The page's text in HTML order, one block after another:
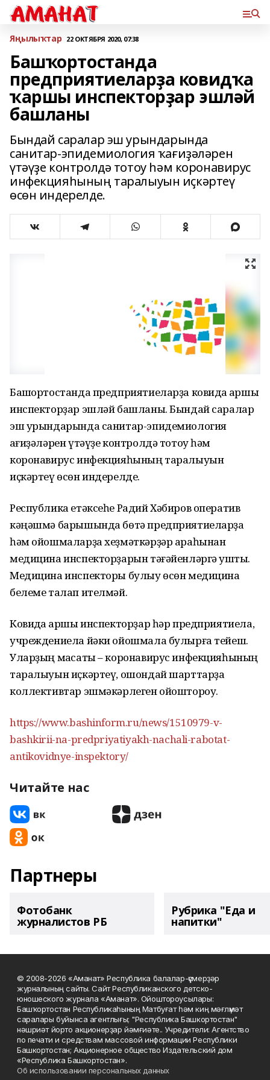
Яңылыҡтар 22 ОКТЯБРЯ 2020, 07:38
Башҡортостанда
предприятиеларҙа ковидҡа
ҡаршы инспекторҙар эшләй
башланы
Бындай саралар эш урындарында
санитар-эпидемиология ҡағиҙәләрен
үтәүҙе контролдә тотоу һәм коронавирус
инфекцияһының таралыуын иҫкәртеү
өсөн индерелде.
Башҡортостанда предприятиеларҙа ковидҡа ҡаршы
инспекторҙар эшләй башланы. Бындай саралар
эш урындарында санитар-эпидемиология
ҡағиҙәләрен үтәүҙе контролдә тотоу һәм
коронавирус инфекцияһының таралыуын
иҫкәртеү өсөн индерелде.
Республика етәксеһе Радий Хәбиров оператив
кәңәшмә барышында бөтә предприятиеларҙа
һәм ойошмаларҙа хеҙмәткәрҙәр араһынан
медицина инспекторҙарын тәғәйенләргә ҡушты.
Медицина инспекторы булыу өсөн медицина
белеме талап ителмәй.
Ковидҡа ҡаршы инспекторҙар һәр предприятиела,
учреждениела йәки ойошмала булырға тейеш.
Уларҙың маҡсаты – коронавирус инфекцияһының
таралыуын иҫкәртеү, ошондай шарттарҙа
коллективтар эшмәкәрлеген ойоштороу.
https://www.bashinform.ru/news/1510979-v-
bashkirii-na-predpriyatiyakh-nachali-rabotat-
antikovidnye-inspektory/
Читайте нас
Партнеры
Фотобанк
журналистов РБ
Рубрика "Еда и
напитки"
© 2008-2026 «Аманат» Республика балалар-үҫмерҙәр
журналының сайты. Сайт Республиканского детско-
юношеского журнала «Аманат». Ойоштороусылары:
Башҡортостан Республикаһының Матбуғат һәм киң мәғлүмәт
саралары буйынса агентлығы; "Республика Башкортостан"
нәшриәт йорто акционерҙар йәмғиәте.. Учредители: Агентство
по печати и средствам массовой информации Республики
Башкортостан; Акционерное общество Издательский дом
«Республика Башкортостан».
Об использовании персональных данных